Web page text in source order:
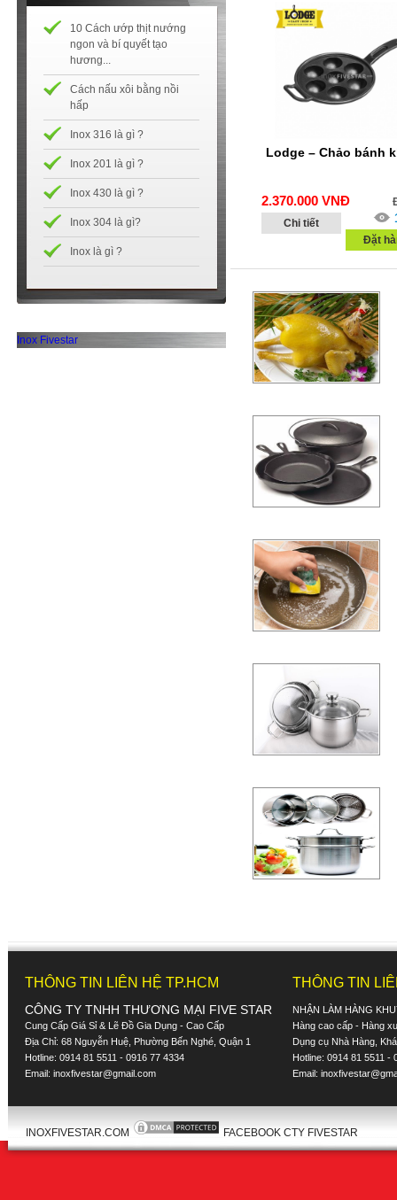
10 Cách ướp thịt nướng
ngon và bí quyết tạo
hương...
Cách nấu xôi bằng nồi
hấp
Inox 316 là gì ?
Inox 201 là gì ?
Inox 430 là gì ?
Inox 304 là gì?
Inox là gì ?
Inox Fivestar
Lodge – Chảo bánh
2.370.000 VNĐ
Chi tiết
Đặt
THÔNG TIN LIÊN HỆ TP.HCM
CÔNG TY TNHH THƯƠNG MẠI FIVE STAR
Cung Cấp Giá Sỉ & Lẽ Đồ Gia Dụng - Cao Cấp
Địa Chỉ: 68 Nguyễn Huệ, Phường Bến Nghé, Quận 1
Hotline: 0914 81 5511 - 0916 77 4334
Email: inoxfivestar@gmail.com
THÔNG TIN
NHẬN LÀM HÀNG
Hàng cao cấp - Hàng
Dụng cụ Nhà Hàng,
Hotline: 0914 81 5511 -
Email:
INOXFIVESTAR.COM FACEBOOK CTY FIVESTAR